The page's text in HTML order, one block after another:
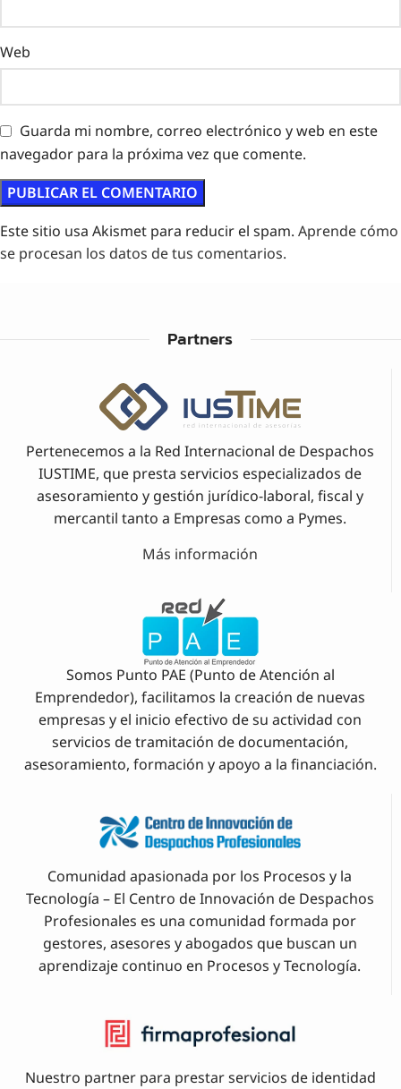
Web
Guarda mi nombre, correo electrónico y web en este
navegador para la próxima vez que comente.
Este sitio usa Akismet para reducir el spam. Aprende cómo
se procesan los datos de tus comentarios.
Partners
Pertenecemos a la Red Internacional de Despachos
IUSTIME, que presta servicios especializados de
asesoramiento y gestión jurídico-laboral, fiscal y
mercantil tanto a Empresas como a Pymes.
Más información
Somos Punto PAE (Punto de Atención al
Emprendedor), facilitamos la creación de nuevas
empresas y el inicio efectivo de su actividad con
servicios de tramitación de documentación,
asesoramiento, formación y apoyo a la financiación.
Comunidad apasionada por los Procesos y la
Tecnología – El Centro de Innovación de Despachos
Profesionales es una comunidad formada por
gestores, asesores y abogados que buscan un
aprendizaje continuo en Procesos y Tecnología.
Nuestro partner para prestar servicios de identidad